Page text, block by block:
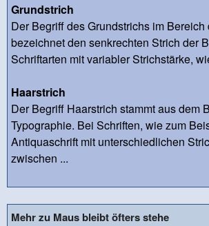
Grundstrich
Der Begriff des Grundstrichs im Bereich
bezeichnet den senkrechten Strich der
Schriftarten mit variabler Strichstärke,
Haarstrich
Der Begriff Haarstrich stammt aus dem
Typographie. Bei Schriften, wie zum
Antiquaschrift mit unterschiedlichen
zwischen ...
Mehr zu Maus bleibt öfters stehe